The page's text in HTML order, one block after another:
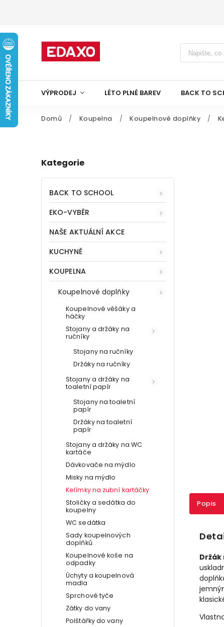
VÝPRODEJ LÉTO PLNÉ BAREV BACK TO
Domů / Koupelna / Koupelnové doplňky /
Kategorie
BACK TO SCHOOL
EKO-VYBĚR
NAŠE AKTUÁLNÍ AKCE
KUCHYNĚ
KOUPELNA
Koupelnové doplňky
Koupelnové věšáky a
háčky
Stojany a držáky na
ručníky
Stojany na ručníky
Držáky na ručníky
Stojany a držáky na
toaletní papír
Stojany na toaletní
papír
Držáky na toaletní
papír
Stojany a držáky na WC
kartáče
Dávkovače na mýdlo
Misky na mýdlo
Kelímky na zubní kartáčky
Stoličky a sedátka do
koupelny
WC sedátka
Sady koupelnových
doplňků
Koupelnové koše na
odpadky
Úchyty a koupelnová
madla
Sprchové tyče
Zátky do vany
Polštářky do vany
Popis